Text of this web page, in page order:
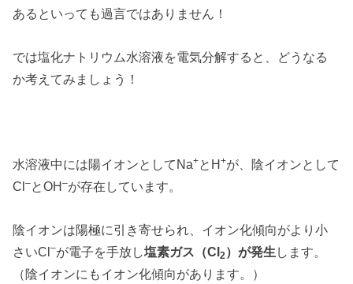
あるといっても過言ではありません！
では塩化ナトリウム水溶液を電気分解すると、どうなる
か考えてみましょう！
水溶液中には陽イオンとしてNa+とH+が、陰イオンとして
Cl–とOH–が存在しています。
陰イオンは陽極に引き寄せられ、イオン化傾向がより小
さいCl–が電子を手放し塩素ガス（Cl2 ）が発生 します。
（陰イオンにもイオン化傾向があります。）